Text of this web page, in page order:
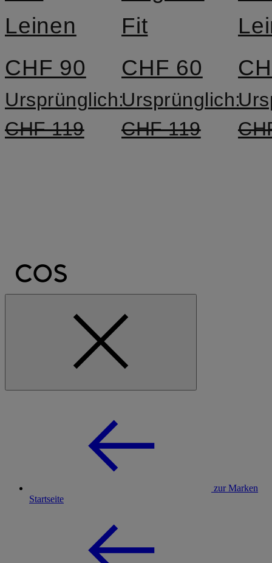
Leinen
CHF 90
Ursprünglich:
CHF 119
Fit
CHF 60
Ursprünglich:
CHF 119
zur Marken
Startseite